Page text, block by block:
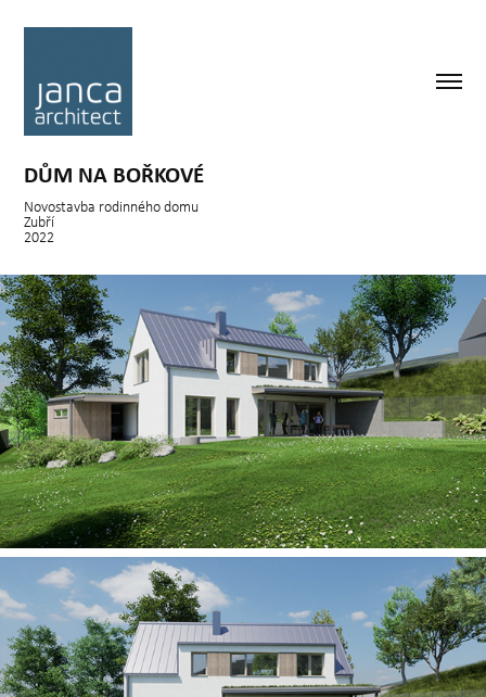
DŮM NA BOŘKOVÉ
Novostavba rodinného domu
Zubří
2022